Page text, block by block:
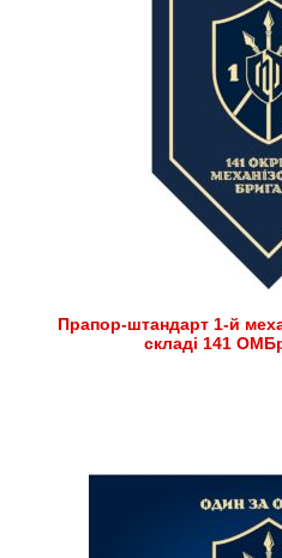
Прапор-штандарт 1-й
складі 141